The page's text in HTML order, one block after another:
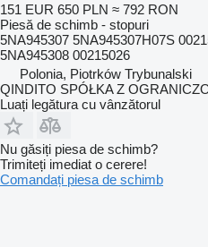
151 EUR 650 PLN ≈ 792 RON
Piesă de schimb - stopuri
5NA945307 5NA945307H07S
5NA945308 00215026
Polonia, Piotrków Trybunalski
QINDITO SPÓŁKA Z
Luați legătura cu vânzătorul
Nu găsiți piesa de schimb?
Trimiteți imediat o cerere!
Comandați piesa de schimb